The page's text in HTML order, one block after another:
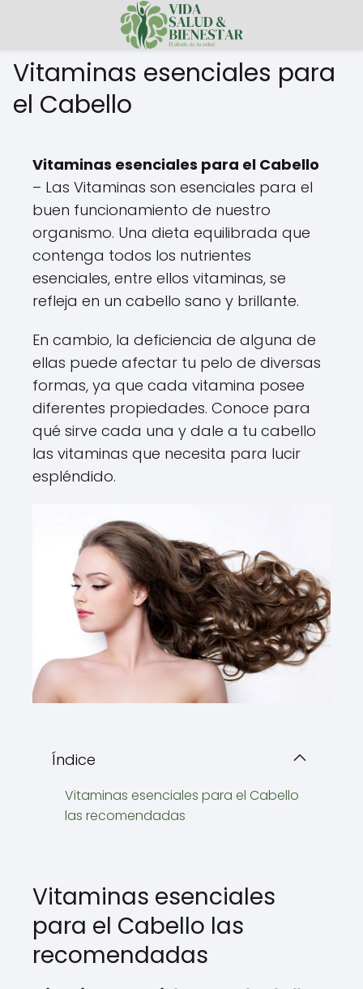
Vitaminas esenciales para
el Cabello
Vitaminas esenciales para el Cabello
– Las Vitaminas son esenciales para el
buen funcionamiento de nuestro
organismo. Una dieta equilibrada que
contenga todos los nutrientes
esenciales, entre ellos vitaminas, se
refleja en un cabello sano y brillante.
En cambio, la deficiencia de alguna de
ellas puede afectar tu pelo de diversas
formas, ya que cada vitamina posee
diferentes propiedades. Conoce para
qué sirve cada una y dale a tu cabello
las vitaminas que necesita para lucir
espléndido.
Índice
Vitaminas esenciales para el Cabello
las recomendadas
Vitaminas esenciales
para el Cabello las
recomendadas